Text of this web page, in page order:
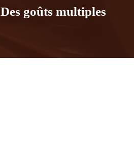
Des goûts multiples